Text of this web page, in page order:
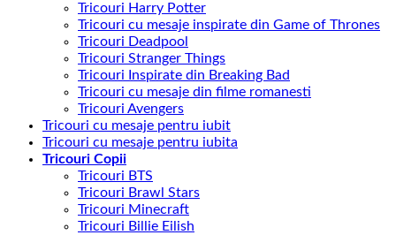
Tricouri Harry Potter
Tricouri cu mesaje inspirate din Game of Thrones
Tricouri Deadpool
Tricouri Stranger Things
Tricouri Inspirate din Breaking Bad
Tricouri cu mesaje din filme romanesti
Tricouri Avengers
Tricouri cu mesaje pentru iubit
Tricouri cu mesaje pentru iubita
Tricouri Copii
Tricouri BTS
Tricouri Brawl Stars
Tricouri Minecraft
Tricouri Billie Eilish